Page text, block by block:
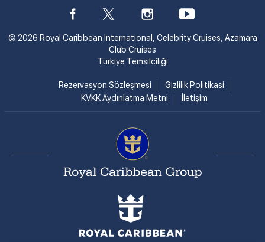
© 2026 Royal Caribbean International, Celebrity Cruises, Azamara
Club Cruises
Türkiye Temsilciliği
Rezervasyon Sözleşmesi
Gizlilik Politikasi
KVKK Aydınlatma Metni
İletişim